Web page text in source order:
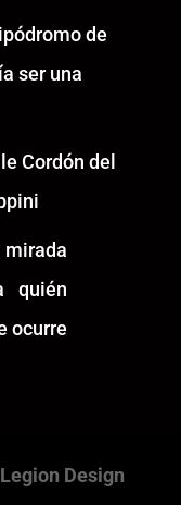
de
ser una
Cordón del
quién
ocurre
Legion Design